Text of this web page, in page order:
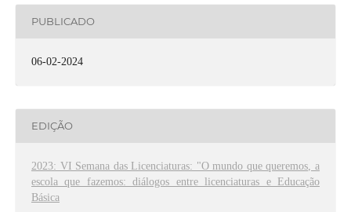
PUBLICADO
06-02-2024
EDIÇÃO
2023: VI Semana das Licenciaturas: "O mundo que queremos, a
escola que fazemos: diálogos entre licenciaturas e Educação
Básica